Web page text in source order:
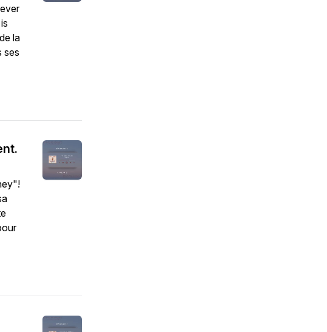
la
ses